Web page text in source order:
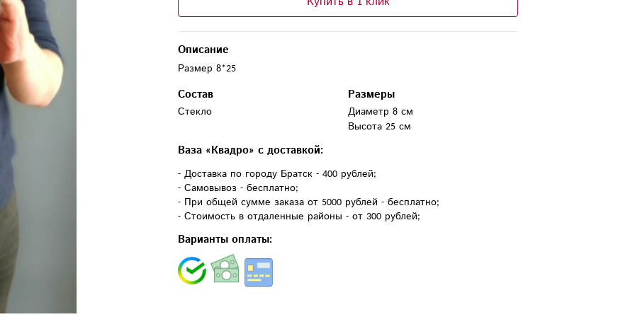
Описание
Размер 8*25
Состав
Стекло
Размеры
Диаметр 8 см
Высота 25 см
Ваза «Квадро» с доставкой:
- Доставка по городу Братск - 400 рублей;
- Самовывоз - бесплатно;
- При общей сумме заказа от 5000 рублей - бесплатно;
- Стоимость в отдаленные районы - от 300 рублей;
Варианты оплаты: